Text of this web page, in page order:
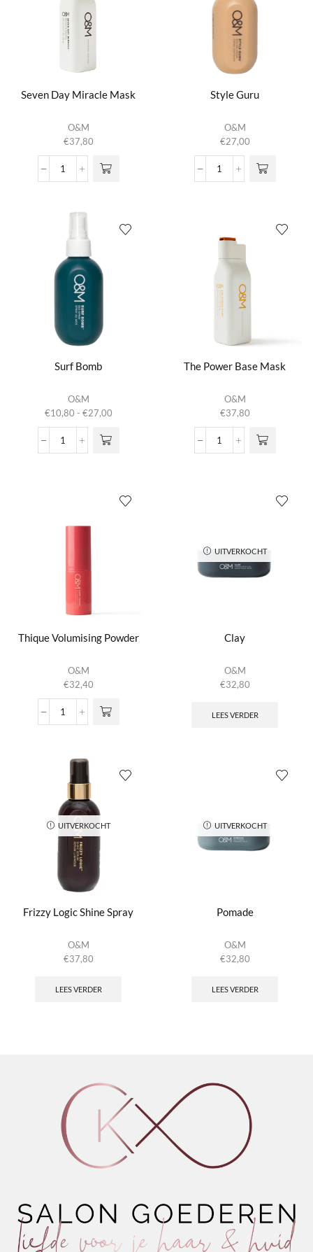
Seven Day Miracle Mask
O&M
€37,80
Seven
Mask
Style Guru
O&M
€27,00
Style
Surf Bomb
O&M
€10,80 - €27,00Prijsklasse:
tot
Surf
Dit product
heeft
meerdere
Deze optie
The Power Base Mask
O&M
€37,80
The
Thique Volumising Powder
O&M
€32,40
Thique
aantal
UITVERKOCHT
Clay
O&M
€32,80
LEES VERDER
UITVERKOCHT
Frizzy Logic Shine Spray
O&M
€37,80
LEES VERDER
UITVERKOCHT
Pomade
O&M
€32,80
LEES VERDER